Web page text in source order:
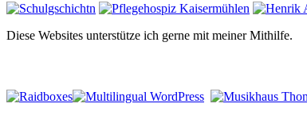
Diese Websites unterstütze ich gerne mit meiner Mithilfe.